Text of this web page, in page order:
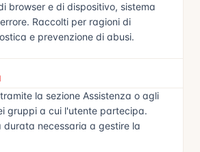
browser e di dispositivo, sistema
Raccolti per ragioni di
e prevenzione di abusi.
la sezione Assistenza o agli
gruppi a cui l'utente partecipa.
durata necessaria a gestire la